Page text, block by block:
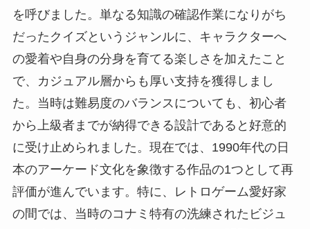
を呼びました。単なる知識の確認作業になりがち
だったクイズというジャンルに、キャラクターへ
の愛着や自身の分身を育てる楽しさを加えたこと
で、カジュアル層からも厚い支持を獲得しまし
た。当時は難易度のバランスについても、初心者
から上級者までが納得できる設計であると好意的
に受け止められました。現在では、1990年代の日
本のアーケード文化を象徴する作品の1つとして再
評価が進んでいます。特に、レトロゲーム愛好家
の間では、当時のコナミ特有の洗練されたビジュ